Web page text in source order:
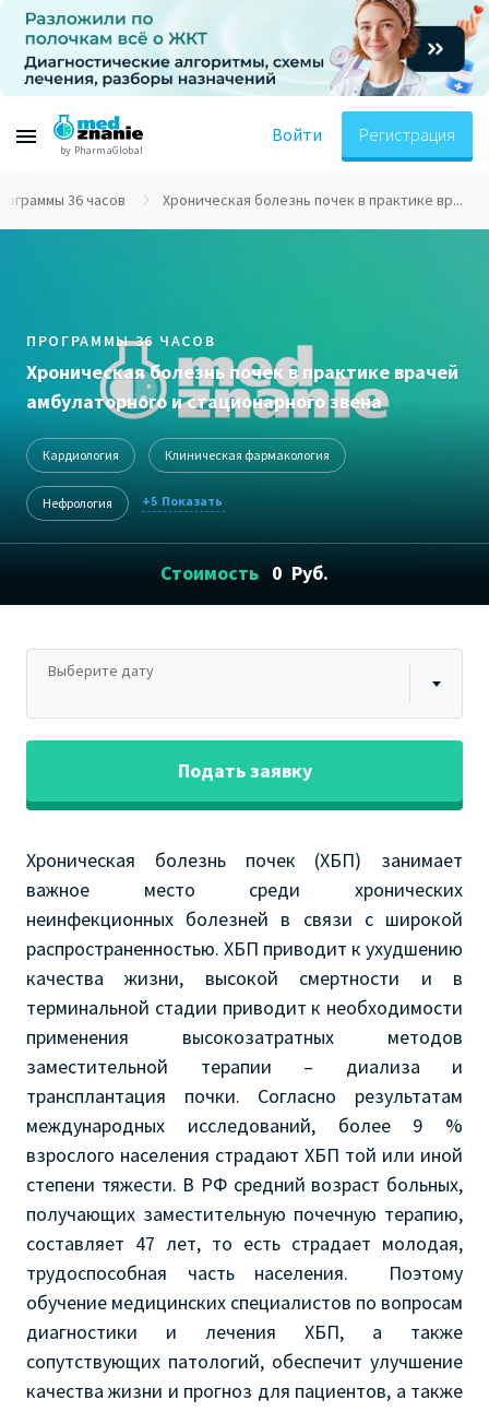
by PharmaGlobal
Войти Регистрация
36 часов Хроническая болезнь почек в практике вр...
ПРОГРАММЫ 36 ЧАСОВ
Хроническая болезнь почек в практике врачей
амбулаторного и стационарного звена
Кардиология Клиническая фармакология
Нефрология +5
Стоимость 0 Руб.
Выберите дату
Подать заявку
Хроническая болезнь почек (ХБП) занимает
важное место среди хронических
неинфекционных болезней в связи с широкой
распространенностью. ХБП приводит к ухудшению
качества жизни, высокой смертности и в
терминальной стадии приводит к необходимости
применения высокозатратных методов
заместительной терапии – диализа и
трансплантация почки. Согласно результатам
международных исследований, более 9 %
взрослого населения страдают ХБП той или иной
степени тяжести. В РФ средний возраст больных,
получающих заместительную почечную терапию,
составляет 47 лет, то есть страдает молодая,
трудоспособная часть населения. Поэтому
обучение медицинских специалистов по вопросам
диагностики и лечения ХБП, а также
сопутствующих патологий, обеспечит улучшение
качества жизни и прогноз для пациентов, а также